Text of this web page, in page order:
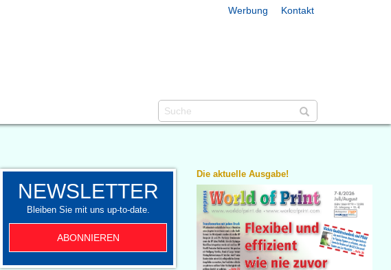
Werbung Kontakt
NEWSLETTER
Bleiben Sie mit uns up-to-date.
ABONNIEREN
Die aktuelle Ausgabe!